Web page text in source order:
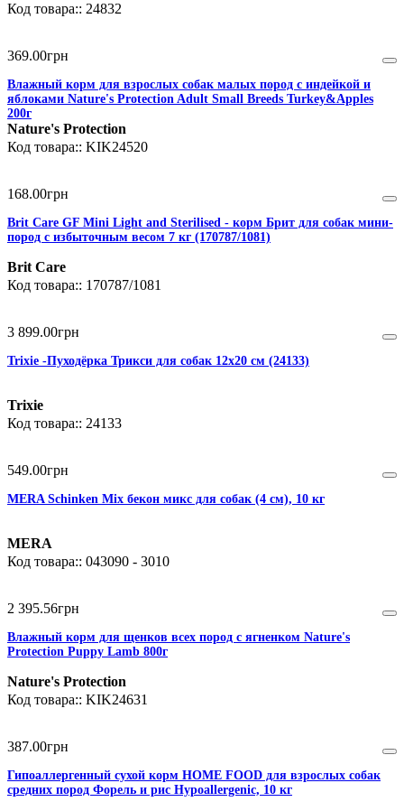
24832
369.00грн
Влажный корм для взрослых собак малых пород с индейкой и
яблоками Nature's Protection Adult Small Breeds Turkey&Apples
200г
Nature's Protection
KIK24520
168.00грн
Brit Care GF Mini Light and Sterilised - корм Брит для собак мини-
пород с избыточным весом 7 кг (170787/1081)
Brit Care
170787/1081
3 899.00грн
Trixie -Пуходёрка Трикси для собак 12х20 см (24133)
Trixie
24133
549.00грн
MERA Schinken Mix бекон микс для собак (4 см), 10 кг
MERA
043090 - 3010
2 395.56грн
Влажный корм для щенков всех пород с ягненком Nature's
Protection Puppy Lamb 800г
Nature's Protection
KIK24631
387.00грн
Гипоаллергенный сухой корм HOME FOOD для взрослых собак
средних пород Форель и рис Hypoallergenic, 10 кг